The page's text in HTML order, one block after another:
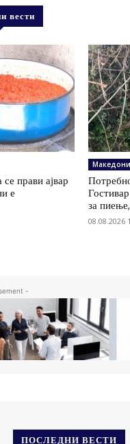
вести
прави ајвар
е
за
08.08.2026
-
ПОСЛЕДНИ ВЕСТИ